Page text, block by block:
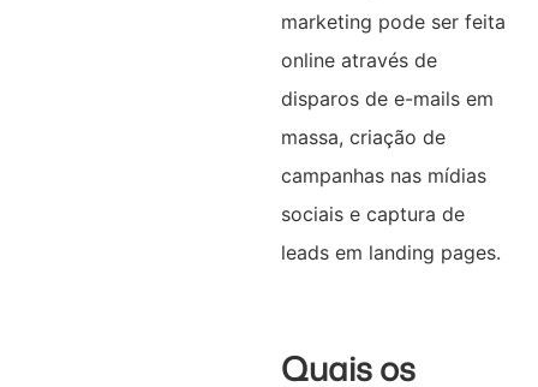
marketing pode ser feita
online através de
disparos de e-mails em
massa, criação de
campanhas nas mídias
sociais e captura de
leads em landing pages.
Quais os